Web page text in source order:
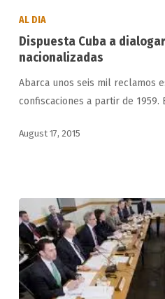
dialogar
propiedades
nacionalizadas
AL DIA
Dispuesta Cuba a
nacionalizadas
Abarca unos seis mil reclamos
confiscaciones a partir de
August 17, 2015